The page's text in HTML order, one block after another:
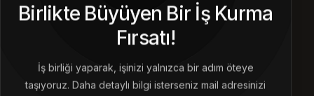
Birlikte Büyüyen Bir İş Kurma
Fırsatı!
İş birliği yaparak, işinizi yalnızca bir adım öteye
taşıyoruz. Daha detaylı bilgi isterseniz mail adresinizi